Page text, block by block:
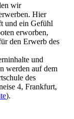
wir
Hier
und ein Gefühl
erworben,
den Erwerb des
und
werden auf dem
des
4, Frankfurt,
).